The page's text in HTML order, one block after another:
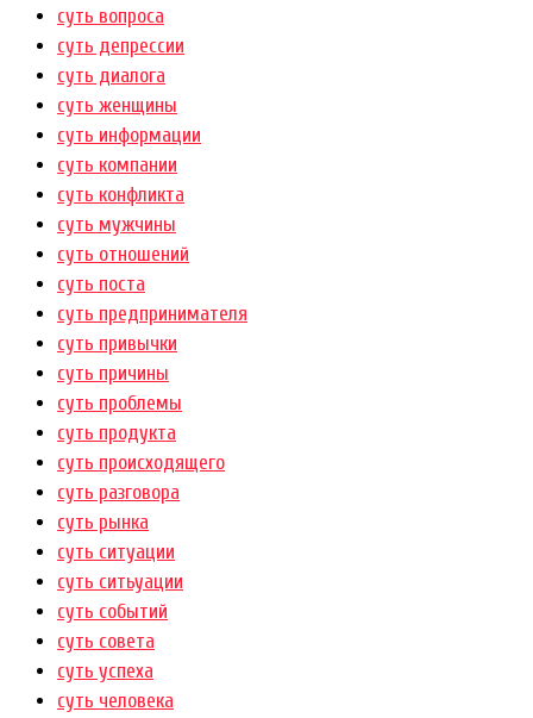
суть вопроса
суть депрессии
суть диалога
суть женщины
суть информации
суть компании
суть конфликта
суть мужчины
суть отношений
суть поста
суть предпринимателя
суть привычки
суть причины
суть проблемы
суть продукта
суть происходящего
суть разговора
суть рынка
суть ситуации
суть ситьуации
суть событий
суть совета
суть успеха
суть человека